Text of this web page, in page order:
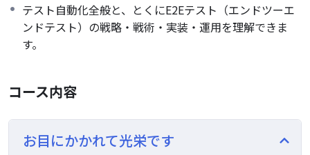
テスト自動化全般と、とくにE2Eテスト（エンドツーエ
ンドテスト）の戦略・戦術・実装・運用を理解できま
す。
コース内容
お目にかかれて光栄です